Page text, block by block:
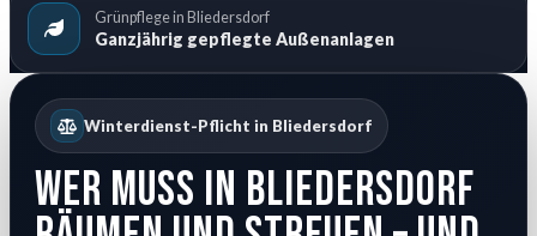
Grünpflege in Bliedersdorf
Ganzjährig gepflegte Außenanlagen
Winterdienst-Pflicht in Bliedersdorf
Wer muss in Bliedersdorf